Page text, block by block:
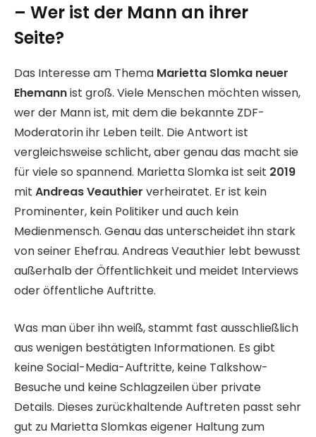
– Wer ist der Mann an ihrer
Seite?
Das Interesse am Thema Marietta Slomka neuer
Ehemannist groß. Viele Menschen möchten wissen,
wer der Mann ist, mit dem die bekannte ZDF-
Moderatorin ihr Leben teilt. Die Antwort ist
vergleichsweise schlicht, aber genau das macht sie
für viele so spannend. Marietta Slomka ist seit 2019
mit Andreas Veauthier verheiratet. Er ist kein
Prominenter, kein Politiker und auch kein
Medienmensch. Genau das unterscheidet ihn stark
von seiner Ehefrau. Andreas Veauthier lebt bewusst
außerhalb der Öffentlichkeit und meidet Interviews
oder öffentliche Auftritte.
Was man über ihn weiß, stammt fast ausschließlich
aus wenigen bestätigten Informationen. Es gibt
keine Social-Media-Auftritte, keine Talkshow-
Besuche und keine Schlagzeilen über private
Details. Dieses zurückhaltende Auftreten passt sehr
gut zu Marietta Slomkas eigener Haltung zum